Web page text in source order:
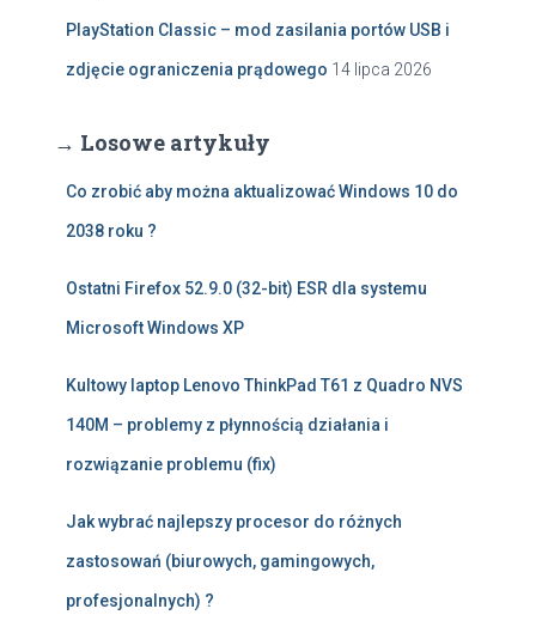
PlayStation Classic – mod zasilania portów USB i
zdjęcie ograniczenia prądowego 14 lipca 2026
→ Losowe artykuły
Co zrobić aby można aktualizować Windows 10 do
2038 roku ?
Ostatni Firefox 52.9.0 (32-bit) ESR dla systemu
Microsoft Windows XP
Kultowy laptop Lenovo ThinkPad T61 z Quadro NVS
140M – problemy z płynnością działania i
rozwiązanie problemu (fix)
Jak wybrać najlepszy procesor do różnych
zastosowań (biurowych, gamingowych,
profesjonalnych) ?